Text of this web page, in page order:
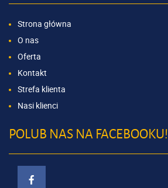
Strona główna
O nas
Oferta
Kontakt
Strefa klienta
Nasi klienci
POLUB NAS NA FACEBOOKU!